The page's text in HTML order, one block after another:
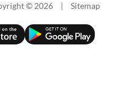
© 2026 | Sitemap